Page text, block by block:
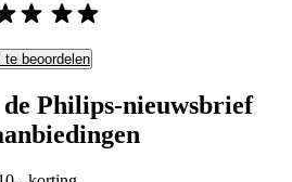
beoordelen
Philips-nieuwsbrief